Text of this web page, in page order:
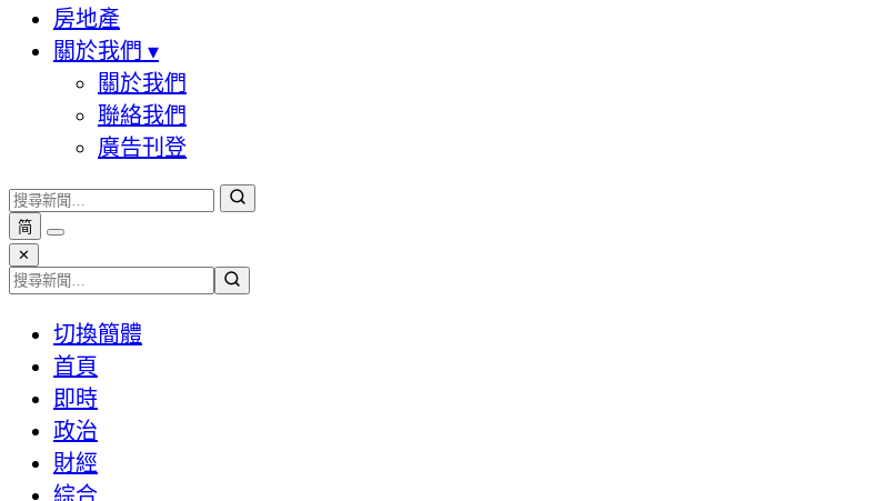
房地產
關於我們 ▾
關於我們
聯絡我們
廣告刊登
简
✕
切換簡體
首頁
即時
政治
財經
綜合